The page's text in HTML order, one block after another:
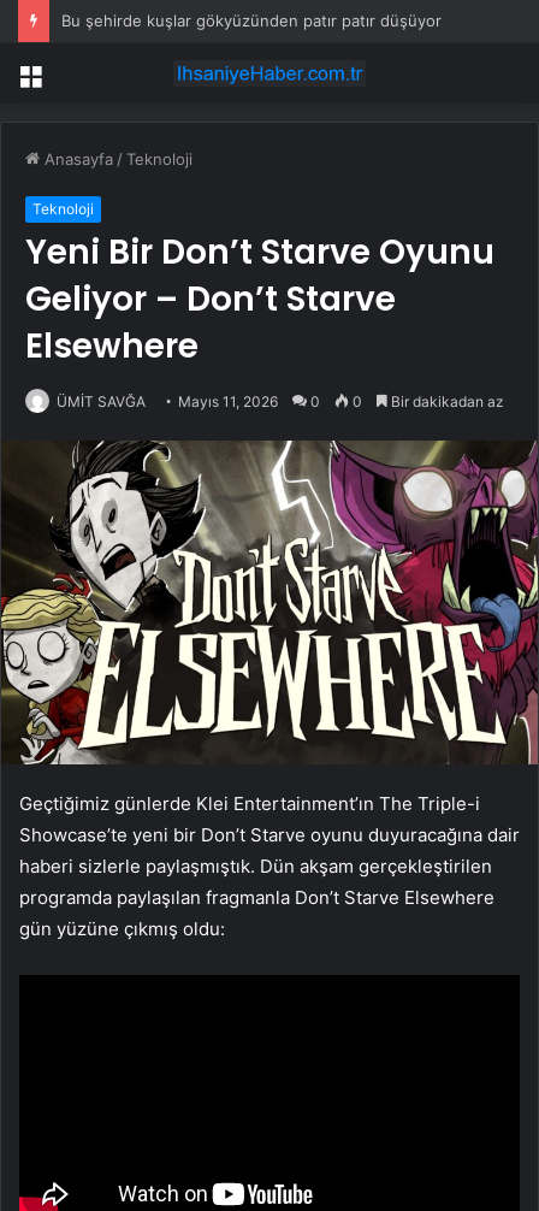
Bu şehirde kuşlar gökyüzünden patır patır düşüyor
Menü
Anasayfa /Teknoloji
Teknoloji
Yeni Bir Don’t Starve Oyunu
Geliyor – Don’t Starve
Elsewhere
ÜMİT SAVĞA Mayıs 11, 2026 0 0 Bir dakikadan az
Geçtiğimiz günlerde Klei Entertainment’ın The Triple-i
Showcase’te yeni bir Don’t Starve oyunu duyuracağına dair
haberi sizlerle paylaşmıştık. Dün akşam gerçekleştirilen
programda paylaşılan fragmanla Don’t Starve Elsewhere
gün yüzüne çıkmış oldu: